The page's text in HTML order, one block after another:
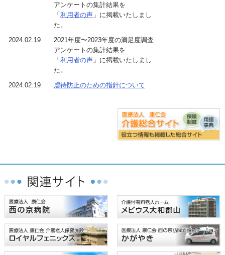
アンケートの集計結果を
「利用者の声」に掲載いたしまし
た。
2024.02.19
2021年度〜2023年度の満足度調査
アンケートの集計結果を
「利用者の声」に掲載いたしまし
た。
2024.02.19
虐待防止のための指針について